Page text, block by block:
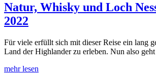
Natur, Whisky und Loch
2022
Für viele erfüllt sich mit dieser Reise ein lang
Land der Highlander zu erleben. Nun also geht
mehr lesen